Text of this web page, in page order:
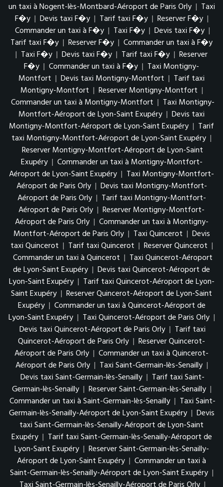
un taxi à Nogent-lès-Montbard-Aéroport de Paris Orly | Taxi
F�y | Devis taxi F�y | Tarif taxi F�y | Reserver F�y |
Commander un taxi à F�y | Taxi F�y | Devis taxi F�y |
Tarif taxi F�y | Reserver F�y | Commander un taxi à F�y
| Taxi F�y | Devis taxi F�y | Tarif taxi F�y | Reserver
F�y | Commander un taxi à F�y | Taxi Montigny-
Montfort | Devis taxi Montigny-Montfort | Tarif taxi
Montigny-Montfort | Reserver Montigny-Montfort |
Commander un taxi à Montigny-Montfort | Taxi Montigny-
Montfort-Aéroport de Lyon-Saint Exupéry | Devis taxi
Montigny-Montfort-Aéroport de Lyon-Saint Exupéry | Tarif
taxi Montigny-Montfort-Aéroport de Lyon-Saint Exupéry |
Reserver Montigny-Montfort-Aéroport de Lyon-Saint
Exupéry | Commander un taxi à Montigny-Montfort-
Aéroport de Lyon-Saint Exupéry | Taxi Montigny-Montfort-
Aéroport de Paris Orly | Devis taxi Montigny-Montfort-
Aéroport de Paris Orly | Tarif taxi Montigny-Montfort-
Aéroport de Paris Orly | Reserver Montigny-Montfort-
Aéroport de Paris Orly | Commander un taxi à Montigny-
Montfort-Aéroport de Paris Orly | Taxi Quincerot | Devis
taxi Quincerot | Tarif taxi Quincerot | Reserver Quincerot |
Commander un taxi à Quincerot | Taxi Quincerot-Aéroport
de Lyon-Saint Exupéry | Devis taxi Quincerot-Aéroport de
Lyon-Saint Exupéry | Tarif taxi Quincerot-Aéroport de Lyon-
Saint Exupéry | Reserver Quincerot-Aéroport de Lyon-Saint
Exupéry | Commander un taxi à Quincerot-Aéroport de
Lyon-Saint Exupéry | Taxi Quincerot-Aéroport de Paris Orly |
Devis taxi Quincerot-Aéroport de Paris Orly | Tarif taxi
Quincerot-Aéroport de Paris Orly | Reserver Quincerot-
Aéroport de Paris Orly | Commander un taxi à Quincerot-
Aéroport de Paris Orly | Taxi Saint-Germain-lès-Senailly |
Devis taxi Saint-Germain-lès-Senailly | Tarif taxi Saint-
Germain-lès-Senailly | Reserver Saint-Germain-lès-Senailly |
Commander un taxi à Saint-Germain-lès-Senailly | Taxi Saint-
Germain-lès-Senailly-Aéroport de Lyon-Saint Exupéry | Devis
taxi Saint-Germain-lès-Senailly-Aéroport de Lyon-Saint
Exupéry | Tarif taxi Saint-Germain-lès-Senailly-Aéroport de
Lyon-Saint Exupéry | Reserver Saint-Germain-lès-Senailly-
Aéroport de Lyon-Saint Exupéry | Commander un taxi à
Saint-Germain-lès-Senailly-Aéroport de Lyon-Saint Exupéry |